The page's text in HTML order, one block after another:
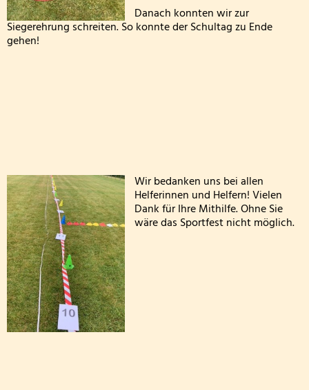
Schwimmwettbewerb 2026
Fußballturnier Kreismeisterschaft der Mädchen
Knollenaktion der Bärenklasse
Blumen pflanzen für die Fensterbänke
Sportfest der Grundschule St. Andreas Altrich
Der amtierende Vizeweltmeister im
Danach konnten wir zur
Siegerehrung schreiten. So konnte der Schultag zu Ende
gehen!
Wir bedanken uns bei allen
Helferinnen und Helfern! Vielen
Dank für Ihre Mithilfe. Ohne Sie
wäre das Sportfest nicht möglich.